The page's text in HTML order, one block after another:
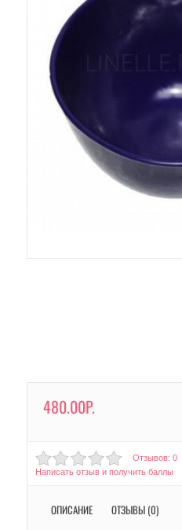
480.00Р.
Отзывов: 0
Написать отзыв и получить баллы
ОПИСАНИЕ ОТЗЫВЫ (0)